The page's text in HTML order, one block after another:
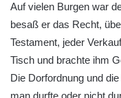
Auf vielen Burgen war
besaß er das Recht,
Testament, jeder
Tisch und brachte ihm
Die Dorfordnung und